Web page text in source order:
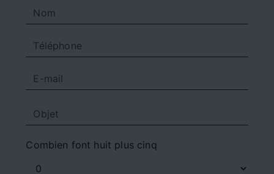
Combien font huit plus cinq